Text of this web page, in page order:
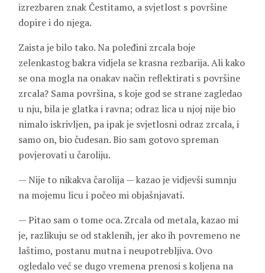
izrezbaren znak Čestitamo, a svjetlost s površine
dopire i do njega.
Zaista je bilo tako. Na poleđini zrcala boje
zelenkastog bakra vidjela se krasna rezbarija. Ali kako
se ona mogla na onakav način reflektirati s površine
zrcala? Sama površina, s koje god se strane zagledao
u nju, bila je glatka i ravna; odraz lica u njoj nije bio
nimalo iskrivljen, pa ipak je svjetlosni odraz zrcala, i
samo on, bio čudesan. Bio sam gotovo spreman
povjerovati u čaroliju.
— Nije to nikakva čarolija — kazao je vidjevši sumnju
na mojemu licu i počeo mi objašnjavati.
— Pitao sam o tome oca. Zrcala od metala, kazao mi
je, razlikuju se od staklenih, jer ako ih povremeno ne
laštimo, postanu mutna i neupotrebljiva. Ovo
ogledalo već se dugo vremena prenosi s koljena na